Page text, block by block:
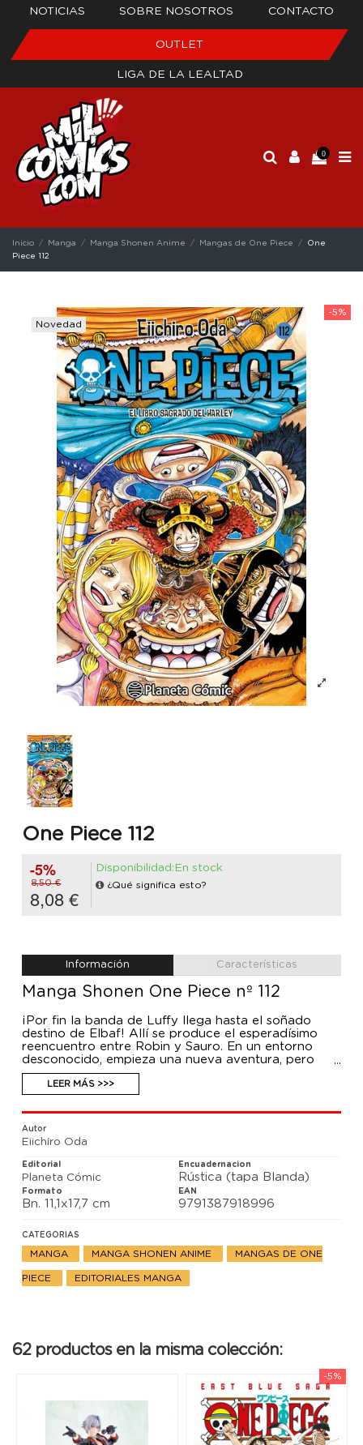
NOTICIAS SOBRE NOSOTROS CONTACTO
OUTLET
LIGA DE LA LEALTAD
0
Inicio Manga Manga Shonen Anime Mangas de One Piece
One
Piece 112
-5%
Novedad
One Piece 112
-5%
8,50 €
8,08 €
Disponibilidad:En stock
¿Qué significa esto?
Información Características
Manga Shonen One Piece nº 112
¡Por fin la banda de Luffy llega hasta el soñado
destino de Elbaf! Allí se produce el esperadísimo
reencuentro entre Robin y Sauro. En un entorno
desconocido, empieza una nueva aventura, pero
entra en escena un intruso que destila un aire muy
poco amigable y las sensaciones no son buenas.
LEER MÁS >>>
Autor
Eiichiro Oda
Editorial
Planeta Cómic
Encuadernacion
Rústica (tapa Blanda)
Formato
Bn. 11,1x17,7 cm
EAN
9791387918996
CATEGORIAS
MANGA MANGA SHONEN ANIME MANGAS DE ONE
PIECE EDITORIALES MANGA
62 productos en la misma colección:
-5%